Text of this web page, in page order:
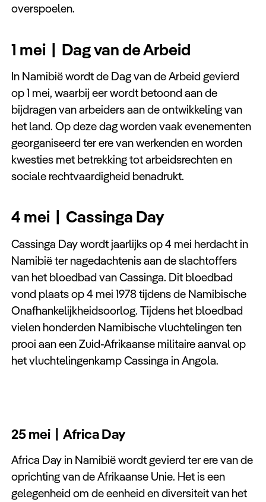
overspoelen.
1 mei | Dag van de Arbeid
In Namibië wordt de Dag van de Arbeid gevierd
op 1 mei, waarbij eer wordt betoond aan de
bijdragen van arbeiders aan de ontwikkeling van
het land. Op deze dag worden vaak evenementen
georganiseerd ter ere van werkenden en worden
kwesties met betrekking tot arbeidsrechten en
sociale rechtvaardigheid benadrukt.
4 mei | Cassinga Day
Cassinga Day wordt jaarlijks op 4 mei herdacht in
Namibië ter nagedachtenis aan de slachtoffers
van het bloedbad van Cassinga. Dit bloedbad
vond plaats op 4 mei 1978 tijdens de Namibische
Onafhankelijkheidsoorlog. Tijdens het bloedbad
vielen honderden Namibische vluchtelingen ten
prooi aan een Zuid-Afrikaanse militaire aanval op
het vluchtelingenkamp Cassinga in Angola.
25 mei | Africa Day
Africa Day in Namibië wordt gevierd ter ere van de
oprichting van de Afrikaanse Unie. Het is een
gelegenheid om de eenheid en diversiteit van het